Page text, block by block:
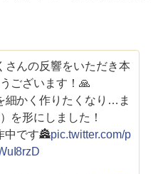
さんの反響をいただき本
ございます！🙏
細かく作りたくなり…ま
を形にしました！
中です🏯pic.twitter.com/p